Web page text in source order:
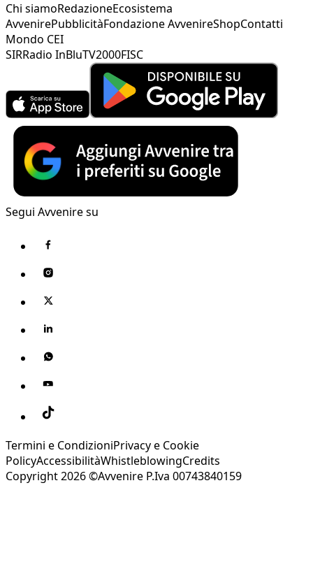
Chi siamoRedazioneEcosistema
AvvenirePubblicitàFondazione AvvenireShopContatti
Mondo CEI
SIRRadio InBluTV2000FISC
Segui Avvenire su
Termini e CondizioniPrivacy e Cookie
PolicyAccessibilitàWhistleblowingCredits
Copyright 2026 ©Avvenire P.Iva 00743840159